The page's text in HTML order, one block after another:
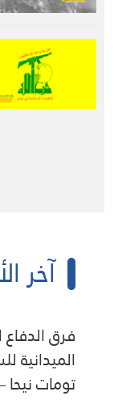
آخر
فرق الدفاع
الميدانية
تومات نيحا